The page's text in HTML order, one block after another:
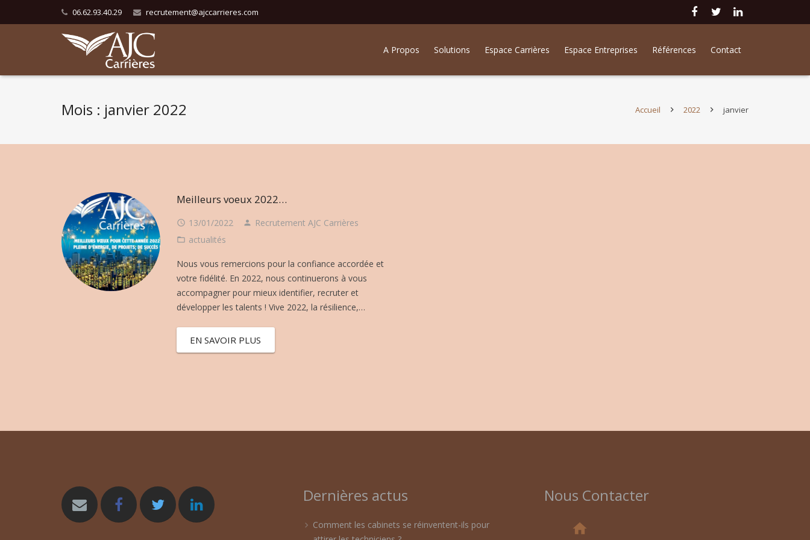
06.62.93.40.29 recrutement@ajccarrieres.com
A Propos Solutions Espace Carrières Espace Entreprises Références Contact
Mois : janvier 2022 Accueil 2022 janvier
Meilleurs voeux 2022…
13/01/2022
Recrutement AJC Carrières
actualités
Nous vous remercions pour la confiance accordée et
votre fidélité. En 2022, nous continuerons à vous
accompagner pour mieux identifier, recruter et
développer les talents ! Vive 2022, la résilience,…
EN SAVOIR PLUS
Dernières actus
Comment les cabinets se réinventent-ils pour
Nous Contacter
home